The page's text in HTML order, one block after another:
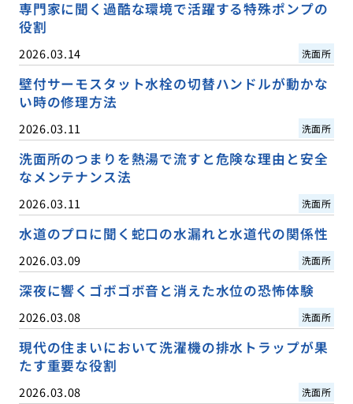
専門家に聞く過酷な環境で活躍する特殊ポンプの
役割
2026.03.14 洗面所
壁付サーモスタット水栓の切替ハンドルが動かな
い時の修理方法
2026.03.11 洗面所
洗面所のつまりを熱湯で流すと危険な理由と安全
なメンテナンス法
2026.03.11 洗面所
水道のプロに聞く蛇口の水漏れと水道代の関係性
2026.03.09 洗面所
深夜に響くゴボゴボ音と消えた水位の恐怖体験
2026.03.08 洗面所
現代の住まいにおいて洗濯機の排水トラップが果
たす重要な役割
2026.03.08 洗面所